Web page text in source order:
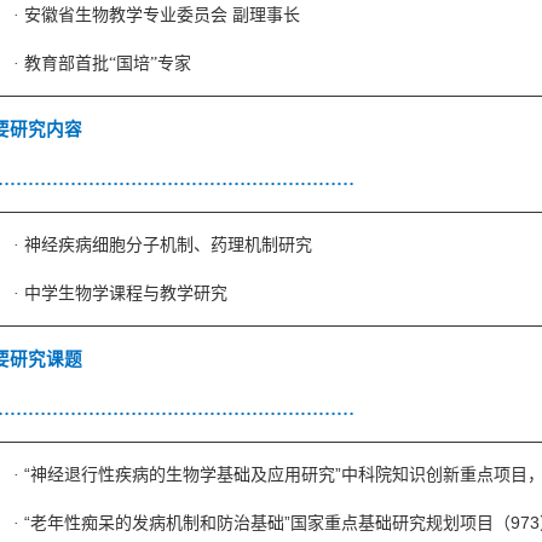
· 安徽省生物教学专业委员会 副理事长
·教育部首批“国培”专家
研究内容
·神经疾病细胞分子机制、药理机制研究
· 中学生物学课程与教学研究
研究课题
·“神经退行性疾病的生物学基础及应用研究”中科院知识创新重点项目
·“老年性痴呆的发病机制和防治基础” 国家重点基础研究规划项目（973